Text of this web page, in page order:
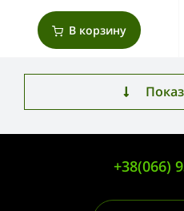
В корзину
+38(066)